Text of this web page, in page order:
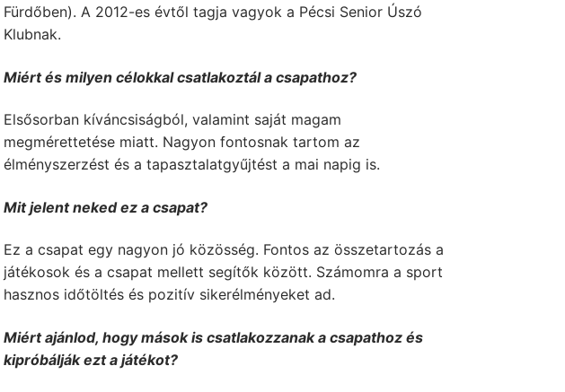
Fürdőben). A 2012-es évtől tagja vagyok a Pécsi Senior Úszó
Klubnak.
Miért és milyen célokkal csatlakoztál a csapathoz?
Elsősorban kíváncsiságból, valamint saját magam
megmérettetése miatt. Nagyon fontosnak tartom az
élményszerzést és a tapasztalatgyűjtést a mai napig is.
Mit jelent neked ez a csapat?
Ez a csapat egy nagyon jó közösség. Fontos az összetartozás a
játékosok és a csapat mellett segítők között. Számomra a sport
hasznos időtöltés és pozitív sikerélményeket ad.
Miért ajánlod, hogy mások is csatlakozzanak a csapathoz és
kipróbálják ezt a játékot?